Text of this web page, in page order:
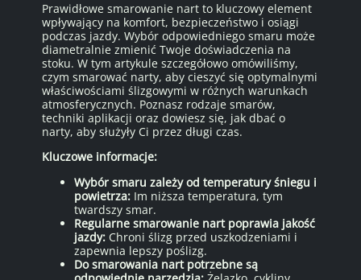
Prawidłowe smarowanie nart to kluczowy element
wpływający na komfort, bezpieczeństwo i osiągi
podczas jazdy. Wybór odpowiedniego smaru może
diametralnie zmienić Twoje doświadczenia na
stoku. W tym artykule szczegółowo omówiliśmy,
czym smarować narty, aby cieszyć się optymalnymi
właściwościami ślizgowymi w różnych warunkach
atmosferycznych. Poznasz rodzaje smarów,
techniki aplikacji oraz dowiesz się, jak dbać o
narty, aby służyły Ci przez długi czas.
Kluczowe informacje:
Wybór smaru zależy od temperatury śniegu i
powietrza: Im niższa temperatura, tym
twardszy smar.
Regularne smarowanie nart poprawia jakość
jazdy: Chroni ślizg przed uszkodzeniami i
zapewnia lepszy poślizg.
Do smarowania nart potrzebne są